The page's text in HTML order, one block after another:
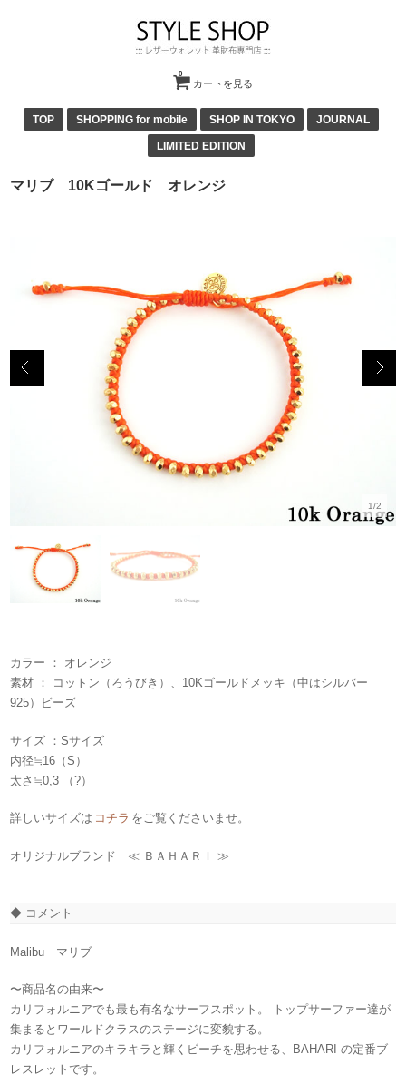
カートを見る
0
TOP SHOPPING for mobile SHOP IN TOKYO JOURNAL
LIMITED EDITION
マリブ 10Kゴールド オレンジ
1/2
カラー ： オレンジ
素材 ： コットン（ろうびき）、10Kゴールドメッキ（中はシルバー
925）ビーズ
サイズ ：Sサイズ
内径≒16（S）
太さ≒0,3 （?）
詳しいサイズは コチラ をご覧くださいませ。
オリジナルブランド ≪ ＢＡＨＡＲＩ ≫
◆ コメント
Malibu マリブ
〜商品名の由来〜
カリフォルニアでも最も有名なサーフスポット。 トップサーファー達が
集まるとワールドクラスのステージに変貌する。
カリフォルニアのキラキラと輝くビーチを思わせる、BAHARI の定番ブ
レスレットです。